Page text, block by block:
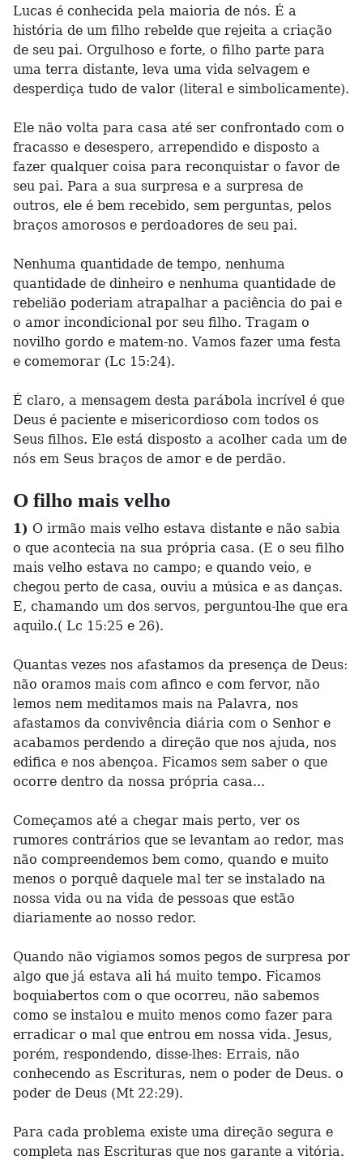
Lucas é conhecida pela maioria de nós. É a
história de um filho rebelde que rejeita a criação
de seu pai. Orgulhoso e forte, o filho parte para
uma terra distante, leva uma vida selvagem e
desperdiça tudo de valor (literal e simbolicamente).
Ele não volta para casa até ser confrontado com o
fracasso e desespero, arrependido e disposto a
fazer qualquer coisa para reconquistar o favor de
seu pai. Para a sua surpresa e a surpresa de
outros, ele é bem recebido, sem perguntas, pelos
braços amorosos e perdoadores de seu pai.
Nenhuma quantidade de tempo, nenhuma
quantidade de dinheiro e nenhuma quantidade de
rebelião poderiam atrapalhar a paciência do pai e
o amor incondicional por seu filho. Tragam o
novilho gordo e matem-no. Vamos fazer uma festa
e comemorar (Lc 15:24).
É claro, a mensagem desta parábola incrível é que
Deus é paciente e misericordioso com todos os
Seus filhos. Ele está disposto a acolher cada um de
nós em Seus braços de amor e de perdão.
O filho mais velho
1) O irmão mais velho estava distante e não sabia
o que acontecia na sua própria casa. (E o seu filho
mais velho estava no campo; e quando veio, e
chegou perto de casa, ouviu a música e as danças.
E, chamando um dos servos, perguntou-lhe que era
aquilo.( Lc 15:25 e 26).
Quantas vezes nos afastamos da presença de Deus:
não oramos mais com afinco e com fervor, não
lemos nem meditamos mais na Palavra, nos
afastamos da convivência diária com o Senhor e
acabamos perdendo a direção que nos ajuda, nos
edifica e nos abençoa. Ficamos sem saber o que
ocorre dentro da nossa própria casa...
Começamos até a chegar mais perto, ver os
rumores contrários que se levantam ao redor, mas
não compreendemos bem como, quando e muito
menos o porquê daquele mal ter se instalado na
nossa vida ou na vida de pessoas que estão
diariamente ao nosso redor.
Quando não vigiamos somos pegos de surpresa por
algo que já estava ali há muito tempo. Ficamos
boquiabertos com o que ocorreu, não sabemos
como se instalou e muito menos como fazer para
erradicar o mal que entrou em nossa vida. Jesus,
porém, respondendo, disse-lhes: Errais, não
conhecendo as Escrituras, nem o poder de Deus. o
poder de Deus (Mt 22:29).
Para cada problema existe uma direção segura e
completa nas Escrituras que nos garante a vitória.